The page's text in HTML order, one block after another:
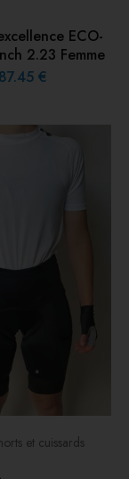
ECO-
2.23 Femme
87.45 €
et cuissards